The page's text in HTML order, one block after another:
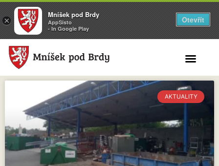
AKTUALITY
×
Mníšek pod Brdy
AppSisto
- In Google Play
Otevřít